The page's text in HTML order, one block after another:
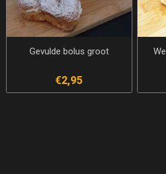
Gevulde bolus groot
€2,95